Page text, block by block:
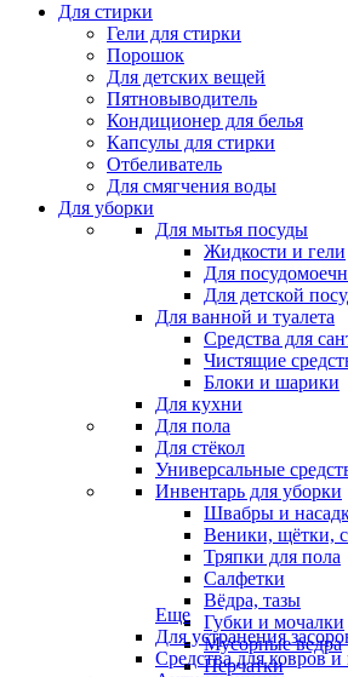
Для стирки
Гели для стирки
Порошок
Для детских вещей
Пятновыводитель
Кондиционер для белья
Капсулы для стирки
Отбеливатель
Для смягчения воды
Для уборки
Для мытья посуды
Жидкости и гели
Для
Для детской
Для ванной и туалета
Средства для
Чистящие
Блоки и шарики
Для кухни
Для пола
Для стёкол
Универсальные
Инвентарь для уборки
Швабры и
Веники, щётки,
Тряпки для пола
Салфетки
Вёдра, тазы
Губки и мочалки
Мусорные ведра
Перчатки
Еще
Для устранения
Средства для ковров и